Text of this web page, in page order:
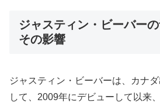
ジャスティン・ビーバー
その影響
ジャスティン・ビーバーは、カナ
して、2009年にデビューして以来